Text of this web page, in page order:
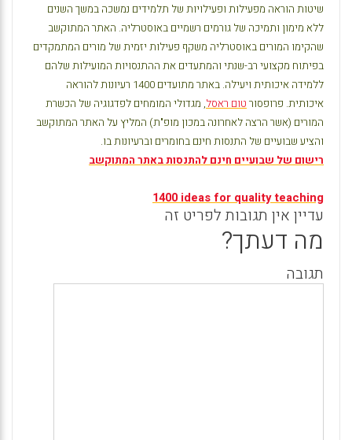
שיטות הוראה מפעילות ופעילויות של תלמידים נמשכה במשך השנים
ללא מימון ותמיכה של גורמים רשמיים באוסטרליה. האתר המתוקשב
שהקימו המורים באוסטרליה משקף פעילות יזמית של מורים המתמקדים
בפיתוח מקצועי רב-שנתי והמתעדים את ההתנסויות המועילות שלהם
ללמידה איכותית ויעילה. באתר מתועדים 1400 רעיונות להוראה
איכותית. פרופסורטום ראסל, מגדולי המומחים לפדגוגיה של הכשרת
המורים (אשר הרצה לאחרונה במכון מופ"ת) המליץ על האתר המתוקשב
והציע שבועיים של התנסות חינם בחומרים וברעיונות בו.
רישום של שבועיים חינם להתנסות באתר המתוקשב
1400 ideas for quality teaching
עדיין אין תגובות לפריט זה
מה דעתך?
תגובה